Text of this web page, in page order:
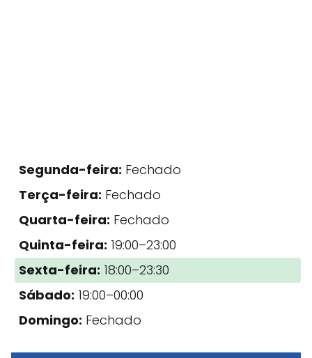
Segunda-feira: Fechado
Terça-feira: Fechado
Quarta-feira: Fechado
Quinta-feira: 19:00–23:00
Sexta-feira: 18:00–23:30
Sábado: 19:00–00:00
Domingo: Fechado